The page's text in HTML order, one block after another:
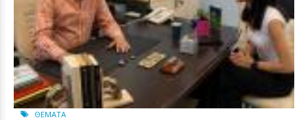
ΘΈΜΑΤΑ